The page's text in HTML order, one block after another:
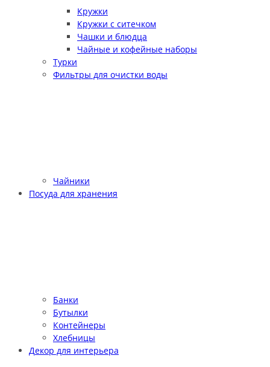
Кружки
Кружки с ситечком
Чашки и блюдца
Чайные и кофейные наборы
Турки
Фильтры для очистки воды
Чайники
Посуда для хранения
Банки
Бутылки
Контейнеры
Хлебницы
Декор для интерьера